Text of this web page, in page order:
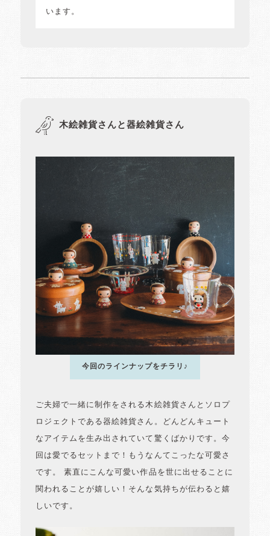
います。
木絵雑貨さんと器絵雑貨さん
今回のラインナップをチラリ♪
ご夫婦で一緒に制作をされる木絵雑貨さんとソロプ
ロジェクトである器絵雑貨さん。どんどんキュート
なアイテムを生み出されていて驚くばかりです。今
回は愛でるセットまで！もうなんてこったな可愛さ
です。 素直にこんな可愛い作品を世に出せることに
関われることが嬉しい！そんな気持ちが伝わると嬉
しいです。